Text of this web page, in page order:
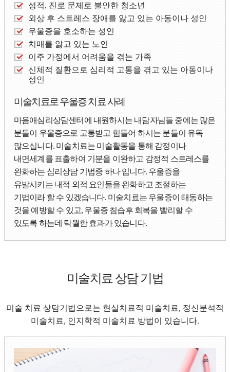
성적, 진로 문제로 불안한 청소년
외상 후 스트레스 장애를 앓고 있는 아동이나 성인
우울증을 호소하는 성인
치매를 앓고 있는 노인
이주 가정에서 어려움을 겪는 가족
신체적 질환으로 심리적 고통을 겪고 있는 아동이나
성인
미술치료로 우울증 치료 사례
마음애심리상담센터에 내원하시는 내담자님들 중에는 많은
분들이 우울증으로 고통받고 힘들어 하시는 분들이 유독
많으십니다. 미술치료는 미술활동을 통해 감정이나
내면세계를 표출하여 기분을 이완하고 감정적 스트레스를
완화하는 심리상담 기법중 하나 입니다. 우울증을
유발시키는 내적 외적 요인들을 완화하고 조절하는
기법이라 할 수 있겠습니다. 미술치료는 우울증이 태동하는
것을 예방할 수 있고, 우울증 침습후 회복을 빨리할 수
있도록 하는데 탁월한 효과가 있습니다.
미술치료 상담 기법
미술 치료 상담기법으로는 현실치료적 미술치료, 정신분석적
미술치료, 인지학적 미술치료 방법이 있습니다.